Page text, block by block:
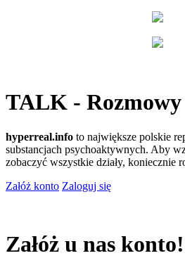
TALK -
hyperreal.info to największe polskie
substancjach psychoaktywnych. Aby
zobaczyć wszystkie działy, koniecznie
Załóż konto Zaloguj się
Załóż u nas konto!